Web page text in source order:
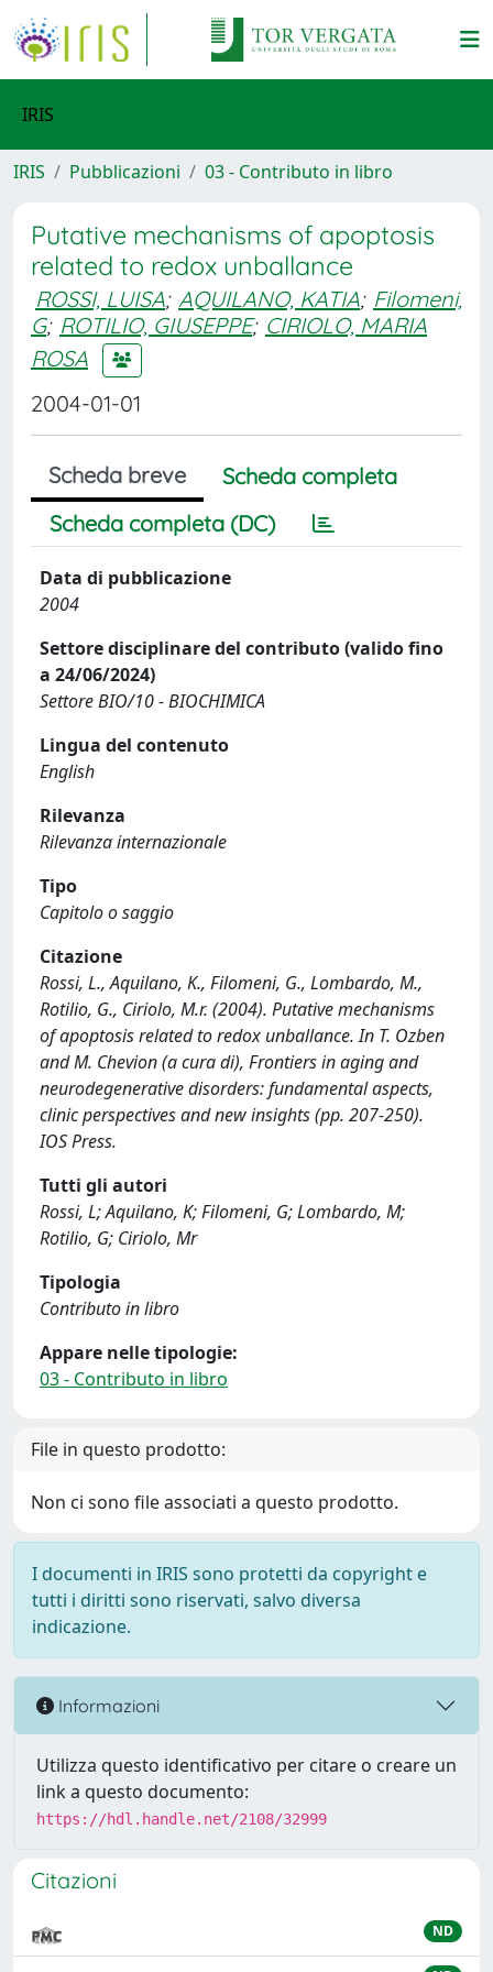
IRIS
IRIS Pubblicazioni 03 - Contributo in libro
Putative mechanisms of apoptosis
related to redox unballance
ROSSI, LUISA; AQUILANO, KATIA; Filomeni,
G; ROTILIO, GIUSEPPE; CIRIOLO, MARIA
ROSA
2004-01-01
Scheda breve
Scheda completa
Scheda completa (DC)
Data di pubblicazione
2004
Settore disciplinare del contributo (valido fino
a 24/06/2024)
Settore BIO/10 - BIOCHIMICA
Lingua del contenuto
English
Rilevanza
Rilevanza internazionale
Tipo
Capitolo o saggio
Citazione
Rossi, L., Aquilano, K., Filomeni, G., Lombardo, M.,
Rotilio, G., Ciriolo, M.r. (2004). Putative mechanisms
of apoptosis related to redox unballance. In T. Ozben
and M. Chevion (a cura di), Frontiers in aging and
neurodegenerative disorders: fundamental aspects,
clinic perspectives and new insights (pp. 207-250).
IOS Press.
Tutti gli autori
Rossi, L; Aquilano, K; Filomeni, G; Lombardo, M;
Rotilio, G; Ciriolo, Mr
Tipologia
Contributo in libro
Appare nelle tipologie:
03 - Contributo in libro
File in questo prodotto:
Non ci sono file associati a questo prodotto.
I documenti in IRIS sono protetti da copyright e
tutti i diritti sono riservati, salvo diversa
indicazione.
Informazioni
Utilizza questo identificativo per citare o creare un
link a questo documento:
https://hdl.handle.net/2108/32999
Citazioni
ND